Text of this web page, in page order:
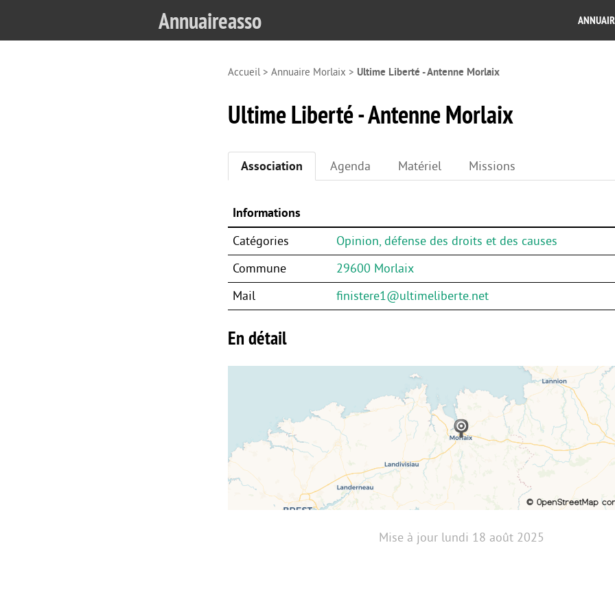
Annuaireasso
Accueil> Annuaire Morlaix > Ultime Liberté - Antenne Morlaix
Ultime Liberté - Antenne Morlaix
Association Agenda Matériel Missions
Informations
Catégories
Opinion, défense des droits et des causes
Commune
29600 Morlaix
Mail
finistere1@ultimeliberte.net
En détail
Mise à jour lundi 18 août 2025